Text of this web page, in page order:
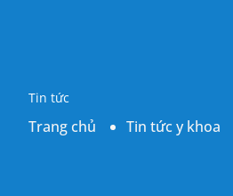
Tin tức
Trang chủ Tin tức y khoa